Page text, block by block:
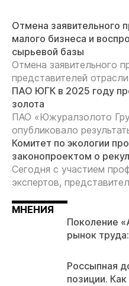
Отмена заявительного
малого бизнеса и
сырьевой базы
Отмена заявительного
представителей
ПАО ЮГК в 2025 году
золота
ПАО «Южуралзолото
опубликовало
Комитет по экологии
законопроектом о
Сегодня с участием
экспертов,
МНЕНИЯ
Поколение
рынок
Россыпная
позиции.